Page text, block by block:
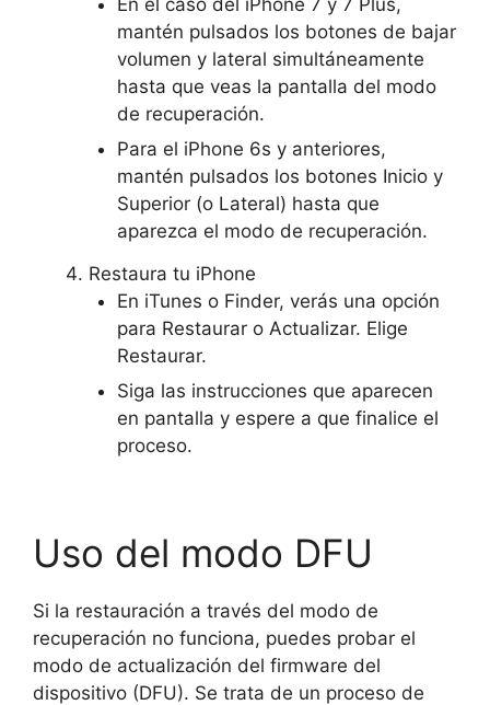
En el caso del iPhone 7 y 7 Plus,
mantén pulsados los botones de bajar
volumen y lateral simultáneamente
hasta que veas la pantalla del modo
de recuperación.
Para el iPhone 6s y anteriores,
mantén pulsados los botones Inicio y
Superior (o Lateral) hasta que
aparezca el modo de recuperación.
Restaura tu iPhone
En iTunes o Finder, verás una opción
para Restaurar o Actualizar. Elige
Restaurar.
Siga las instrucciones que aparecen
en pantalla y espere a que finalice el
proceso.
Uso del modo DFU
Si la restauración a través del modo de
recuperación no funciona, puedes probar el
modo de actualización del firmware del
dispositivo (DFU). Se trata de un proceso de